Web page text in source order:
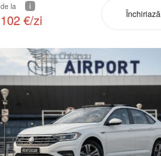
de la
102 €/zi Închiriază